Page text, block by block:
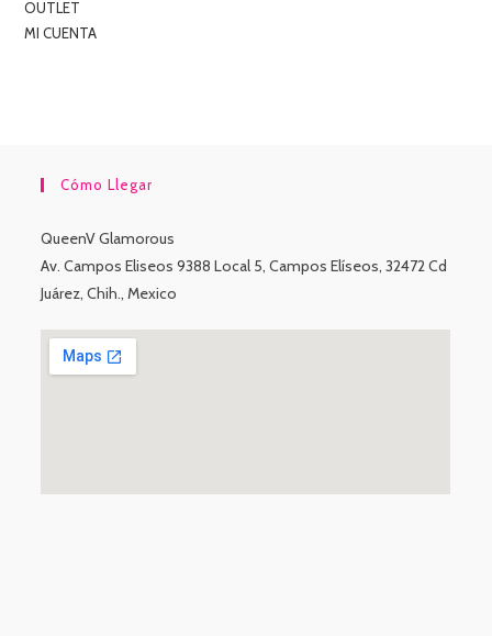
OUTLET
MI CUENTA
Cómo Llegar
QueenV Glamorous
Av. Campos Eliseos 9388 Local 5, Campos Elíseos, 32472 Cd
Juárez, Chih., Mexico